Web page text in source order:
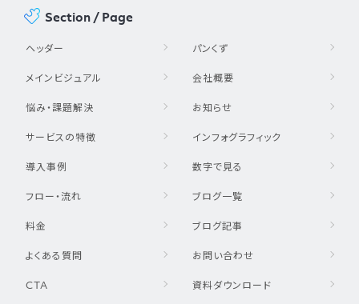
Section / Page
ヘッダー
メインビジュアル
悩み・課題解決
サービスの特徴
導入事例
フロー・流れ
料金
よくある質問
CTA
パンくず
会社概要
お知らせ
インフォグラフィック
数字で見る
ブログ一覧
ブログ記事
お問い合わせ
資料ダウンロード